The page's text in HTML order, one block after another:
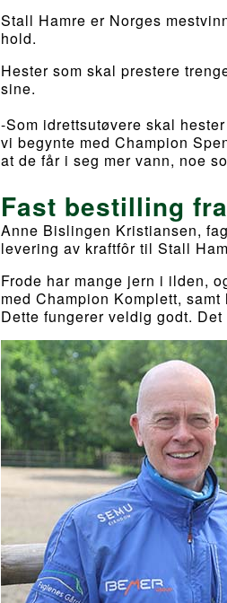
Stall Hamre er Norges
hold.
Hester som skal prestere
sine.
-Som idrettsutøvere skal
vi begynte med Champion
at de får i seg mer vann, noe
Fast bestilling
Anne Bislingen Kristiansen,
levering av kraftfôr til Stall
Frode har mange jern i ilden,
med Champion Komplett,
Dette fungerer veldig godt.